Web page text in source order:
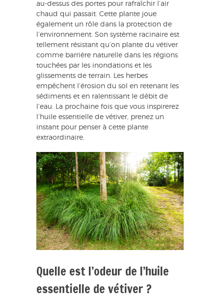
au-dessus des portes pour rafraîchir l’air
chaud qui passait. Cette plante joue
également un rôle dans la protection de
l’environnement. Son système racinaire est
tellement résistant qu’on plante du vétiver
comme barrière naturelle dans les régions
touchées par les inondations et les
glissements de terrain. Les herbes
empêchent l’érosion du sol en retenant les
sédiments et en ralentissant le débit de
l’eau. La prochaine fois que vous inspirerez
l’huile essentielle de vétiver, prenez un
instant pour penser à cette plante
extraordinaire.
Quelle est l’odeur de l’huile
essentielle de vétiver ?